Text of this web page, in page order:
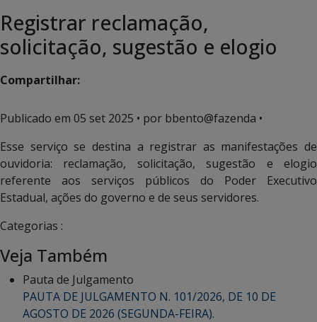
Registrar reclamação,
solicitação, sugestão e elogio
Compartilhar:
Publicado em 05 set 2025 • por bbento@fazenda •
Esse serviço se destina a registrar as manifestações de
ouvidoria: reclamação, solicitação, sugestão e elogio
referente aos serviços públicos do Poder Executivo
Estadual, ações do governo e de seus servidores.
Categorias :
Veja Também
Pauta de Julgamento
PAUTA DE JULGAMENTO N. 101/2026, DE 10 DE
AGOSTO DE 2026 (SEGUNDA-FEIRA).